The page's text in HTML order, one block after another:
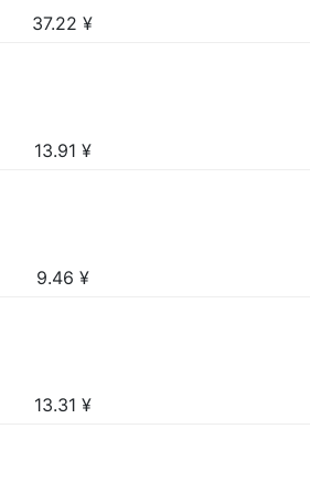
37.22 ¥
13.91 ¥
9.46 ¥
13.31 ¥